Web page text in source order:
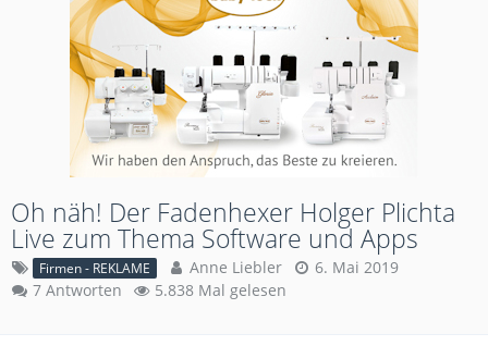
Oh näh! Der Fadenhexer Holger Plichta
Live zum Thema Software und Apps
Firmen - REKLAME Anne Liebler
6. Mai 2019
7 Antworten
5.838 Mal gelesen